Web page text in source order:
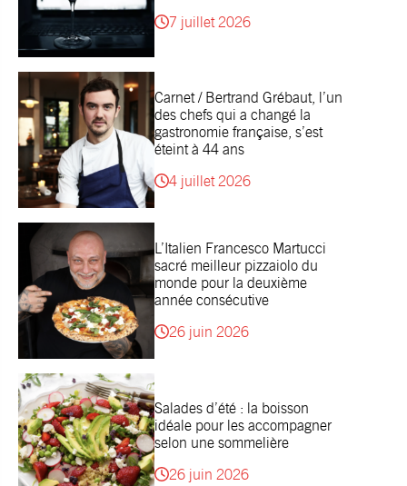
7 juillet 2026
Carnet / Bertrand Grébaut, l’un
des chefs qui a changé la
gastronomie française, s’est
éteint à 44 ans
4 juillet 2026
L’Italien Francesco Martucci
sacré meilleur pizzaiolo du
monde pour la deuxième
année consécutive
26 juin 2026
Salades d’été : la boisson
idéale pour les accompagner
selon une sommelière
26 juin 2026